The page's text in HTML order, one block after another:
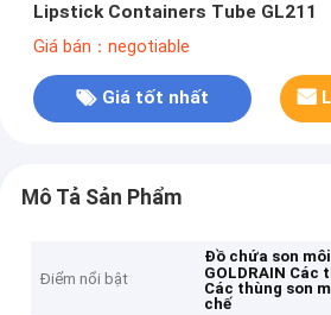
Lipstick Containers Tube GL211
Giá bán：negotiable
Giá tốt nhất
Mô Tả Sản Phẩm
Điểm nổi bật
Đồ chứa son
GOLDRAIN
Các thùng son
chế